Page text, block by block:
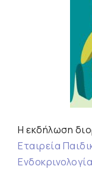
Η εκδήλωση
Εταιρεία